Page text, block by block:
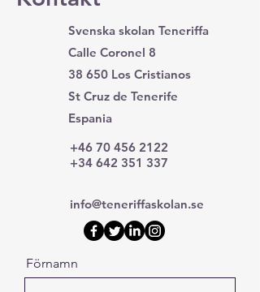
Svenska skolan Teneriffa
Calle Coronel 8
38 650 Los Cristianos
St Cruz de Tenerife
Espania
+46 70 456 2122
+34 642 351 337
info@teneriffaskolan.se
Förnamn